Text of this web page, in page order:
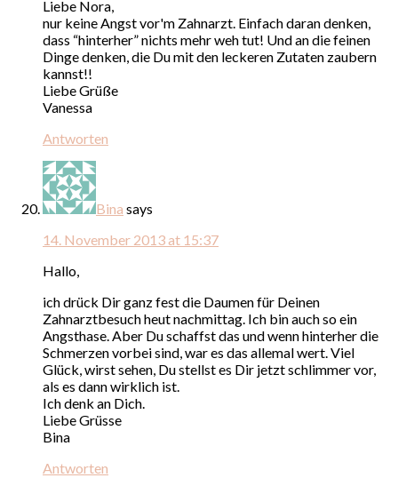
Liebe Nora,
nur keine Angst vor'm Zahnarzt. Einfach daran denken,
dass “hinterher” nichts mehr weh tut! Und an die feinen
Dinge denken, die Du mit den leckeren Zutaten zaubern
kannst!!
Liebe Grüße
Vanessa
Antworten
Bina says
14. November 2013 at 15:37
Hallo,
ich drück Dir ganz fest die Daumen für Deinen
Zahnarztbesuch heut nachmittag. Ich bin auch so ein
Angsthase. Aber Du schaffst das und wenn hinterher die
Schmerzen vorbei sind, war es das allemal wert. Viel
Glück, wirst sehen, Du stellst es Dir jetzt schlimmer vor,
als es dann wirklich ist.
Ich denk an Dich.
Liebe Grüsse
Bina
Antworten